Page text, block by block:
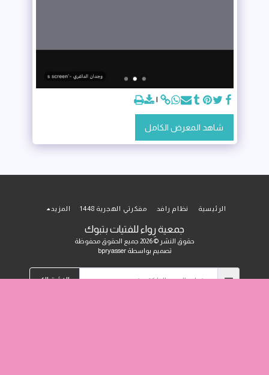
شاهد المعرض الكامل
جمعية رِواء للفتيات بتبوك
حقوق النشر © 2026 جميع الحقوق محفوظة
تصميم بواسطةbpryasser
الرئيسية نظام رافد مفكرتي الهجرية 1448 المزيد
الاشتراك